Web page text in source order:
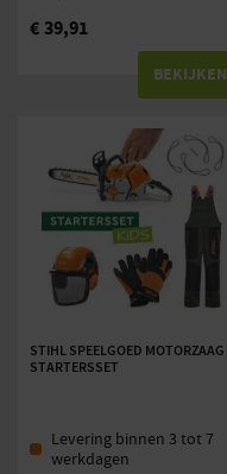
€39,91
BEKIJKEN
STIHL SPEELGOED MOTORZAAG
STARTERSSET
Levering binnen 3 tot 7
werkdagen